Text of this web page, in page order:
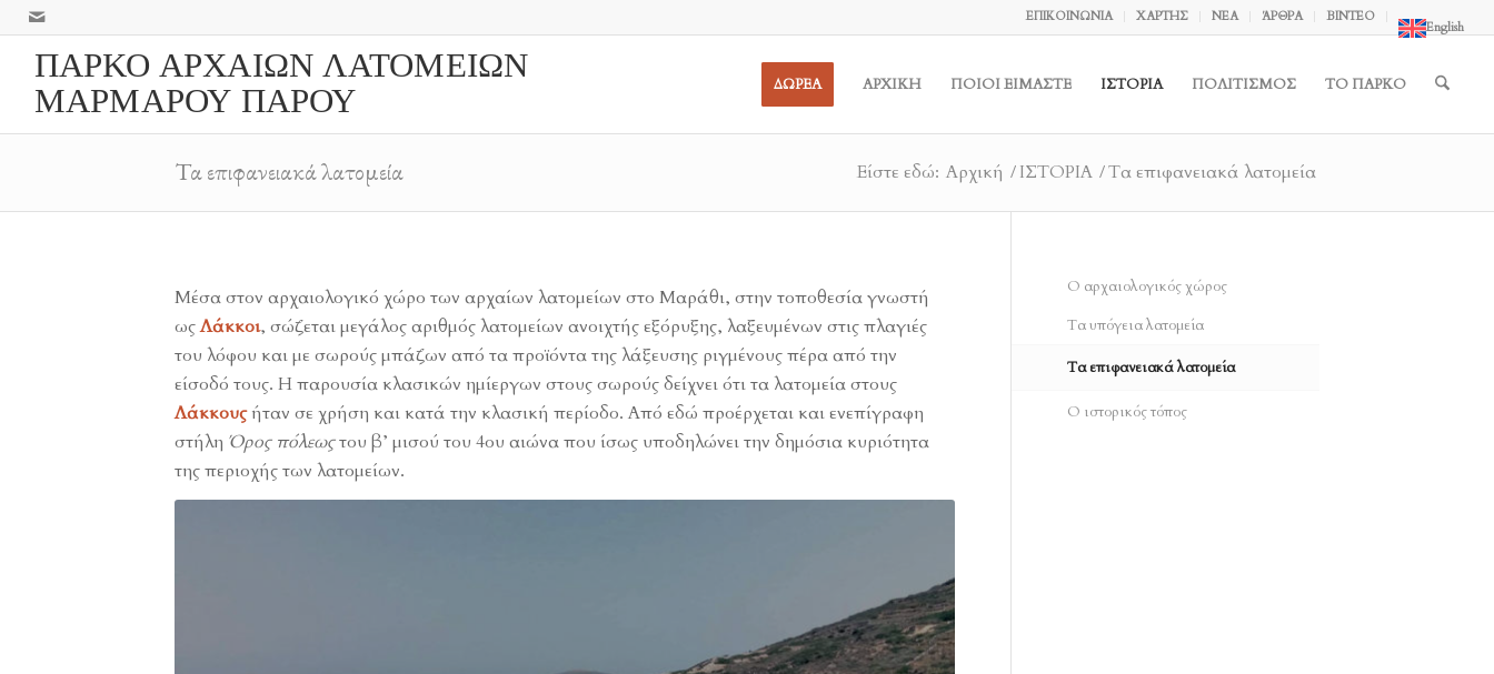
ΕΠΙΚΟΙΝΩΝΙΑ ΧΑΡΤΗΣ ΝΕΑ ΆΡΘΡΑ ΒΙΝΤΕΟ
English
ΠΑΡΚΟ ΑΡΧΑΙΩΝ ΛΑΤΟΜΕΙΩΝ
ΜΑΡΜΑΡΟΥ ΠΑΡΟΥ ΔΩΡΕΑ ΑΡΧΙΚΗ ΠΟΙΟΙ ΕΙΜΑΣΤΕ ΙΣΤΟΡΙΑ ΠΟΛΙΤΙΣΜΟΣ ΤΟ ΠΑΡΚΟ
Τα επιφανειακά λατομεία Είστε εδώ: Αρχική /ΙΣΤΟΡΙΑ /Τα επιφανειακά λατομεία
Μέσα στον αρχαιολογικό χώρο των αρχαίων λατομείων στο Μαράθι, στην τοποθεσία γνωστή
ωςΛάκκοι, σώζεται μεγάλος αριθμός λατομείων ανοιχτής εξόρυξης, λαξευμένων στις πλαγιές
του λόφου και με σωρούς μπάζων από τα προϊόντα της λάξευσης ριγμένους πέρα από την
είσοδό τους. Η παρουσία κλασικών ημίεργων στους σωρούς δείχνει ότι τα λατομεία στους
Λάκκουςήταν σε χρήση και κατά την κλασική περίοδο. Από εδώ προέρχεται και ενεπίγραφη
στήλη Όρος πόλεωςτου β’ μισού του 4ου αιώνα που ίσως υποδηλώνει την δημόσια κυριότητα
της περιοχής των λατομείων.
Ο αρχαιολογικός χώρος
Τα υπόγεια λατομεία
Τα επιφανειακά λατομεία
Ο ιστορικός τόπος